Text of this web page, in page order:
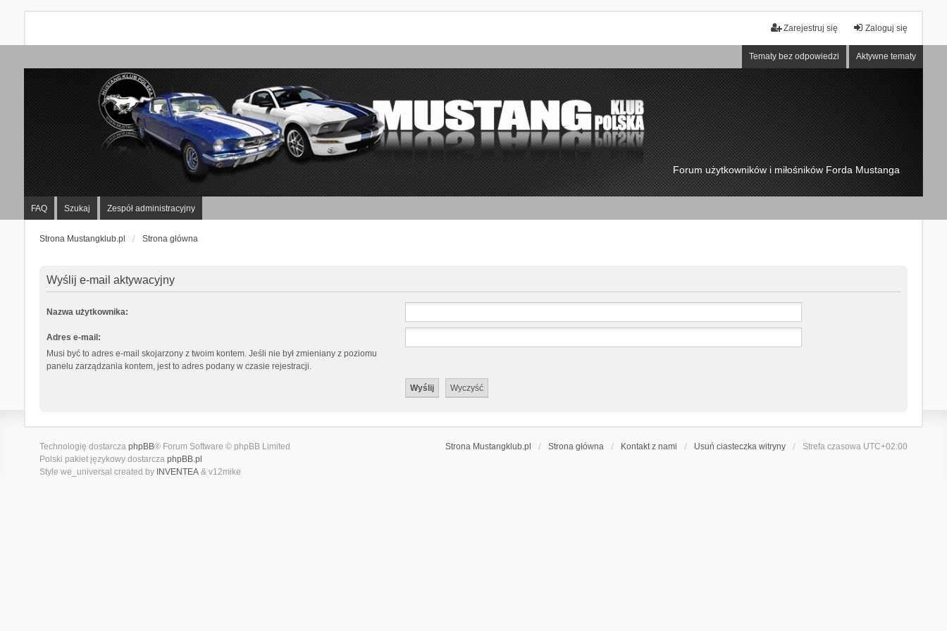
Zaloguj się
Zarejestruj się
Tematy bez odpowiedzi Aktywne tematy
Forum użytkowników i miłośników Forda Mustanga
FAQ Szukaj Zespół administracyjny
Strona Mustangklub.pl Strona główna
Wyślij e-mail aktywacyjny
Nazwa użytkownika:
Adres e-mail:
Musi być to adres e-mail skojarzony z twoim kontem. Jeśli nie był zmieniany z poziomu
panelu zarządzania kontem, jest to adres podany w czasie rejestracji.
Strona Mustangklub.pl Strona główna Kontakt z nami Usuń ciasteczka witryny Strefa czasowa UTC+02:00
Technologię dostarcza phpBB® Forum Software © phpBB Limited
Polski pakiet językowy dostarcza phpBB.pl
Style we_universal created by INVENTEA& v12mike